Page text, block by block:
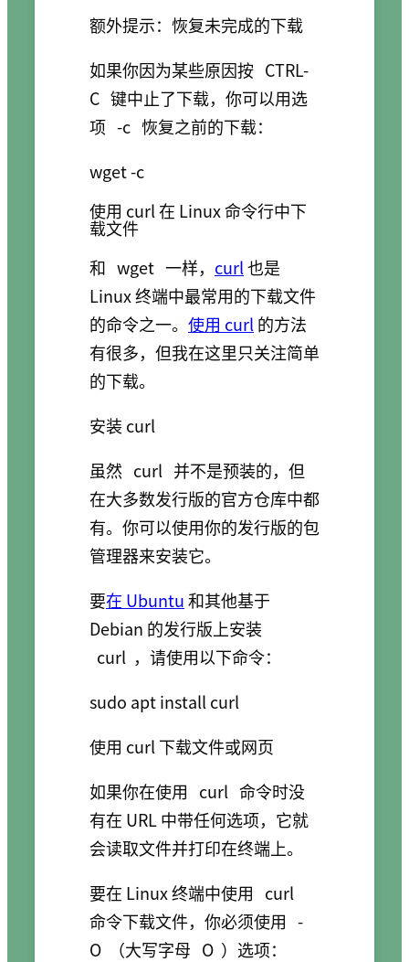
额外提示：恢复未完成的下载
如果你因为某些原因按 CTRL-
C 键中止了下载，你可以用选
项 -c 恢复之前的下载：
使用 curl 在 Linux 命令行中下
载文件
和 wget 一样， curl也是
Linux 终端中最常用的下载文件
的命令之一。 使用 curl 的方法
有很多，但我在这里只关注简单
的下载。
安装 curl
虽然 curl 并不是预装的，但
在大多数发行版的官方仓库中都
有。你可以使用你的发行版的包
管理器来安装它。
要在 Ubuntu和其他基于
Debian 的发行版上安装
curl ，请使用以下命令：
使用 curl 下载文件或网页
如果你在使用 curl 命令时没
有在 URL 中带任何选项，它就
会读取文件并打印在终端上。
要在 Linux 终端中使用 curl
命令下载文件，你必须使用 -
O
（大写字母 O ）选项：